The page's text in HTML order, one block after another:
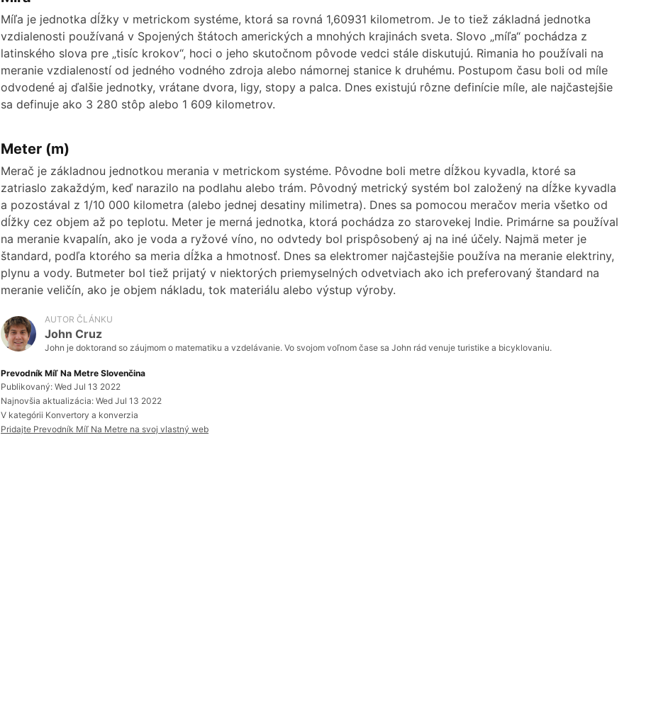
Míľa je jednotka dĺžky v metrickom systéme, ktorá sa rovná 1,60931 kilometrom. Je to tiež základná jednotka
vzdialenosti používaná v Spojených štátoch amerických a mnohých krajinách sveta. Slovo „míľa“ pochádza z
latinského slova pre „tisíc krokov“, hoci o jeho skutočnom pôvode vedci stále diskutujú. Rimania ho používali na
meranie vzdialeností od jedného vodného zdroja alebo námornej stanice k druhému. Postupom času boli od míle
odvodené aj ďalšie jednotky, vrátane dvora, ligy, stopy a palca. Dnes existujú rôzne definície míle, ale najčastejšie
sa definuje ako 3 280 stôp alebo 1 609 kilometrov.
Meter (m)
Merač je základnou jednotkou merania v metrickom systéme. Pôvodne boli metre dĺžkou kyvadla, ktoré sa
zatriaslo zakaždým, keď narazilo na podlahu alebo trám. Pôvodný metrický systém bol založený na dĺžke kyvadla
a pozostával z 1/10 000 kilometra (alebo jednej desatiny milimetra). Dnes sa pomocou meračov meria všetko od
dĺžky cez objem až po teplotu. Meter je merná jednotka, ktorá pochádza zo starovekej Indie. Primárne sa používal
na meranie kvapalín, ako je voda a ryžové víno, no odvtedy bol prispôsobený aj na iné účely. Najmä meter je
štandard, podľa ktorého sa meria dĺžka a hmotnosť. Dnes sa elektromer najčastejšie používa na meranie elektriny,
plynu a vody. Butmeter bol tiež prijatý v niektorých priemyselných odvetviach ako ich preferovaný štandard na
meranie veličín, ako je objem nákladu, tok materiálu alebo výstup výroby.
AUTOR ČLÁNKU
John Cruz
John je doktorand so záujmom o matematiku a vzdelávanie. Vo svojom voľnom čase sa John rád venuje turistike a bicyklovaniu.
Prevodník Míľ Na Metre Slovenčina
Publikovaný: Wed Jul 13 2022
Najnovšia aktualizácia: Wed Jul 13 2022
V kategórii Konvertory a konverzia
Pridajte Prevodník Míľ Na Metre na svoj vlastný web